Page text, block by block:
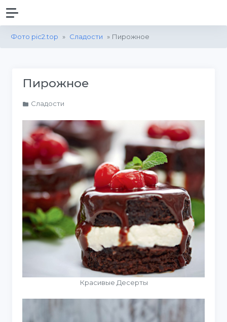
Фото pic2.top » Сладости » Пирожное
Пирожное
Сладости
Красивые Десерты